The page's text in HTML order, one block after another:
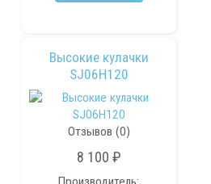
Высокие кулачки
SJ06H120
Отзывов (0)
8 100 ₽